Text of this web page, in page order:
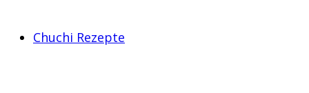
Chuchi Rezepte